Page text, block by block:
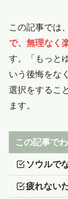
この記事では、
で、無理なく
す。「もっと
いう後悔をな
選択をするこ
ます。
この記事で
ソウルで
疲れない